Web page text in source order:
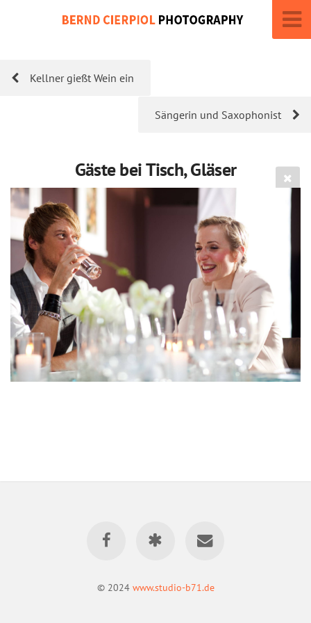
Kellner gießt Wein ein
Sängerin und Saxophonist
Gäste bei Tisch, Gläser
© 2024 www.studio-b71.de